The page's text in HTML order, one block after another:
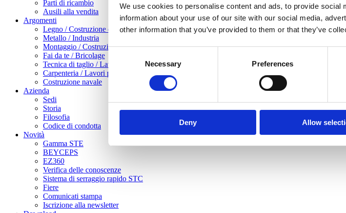
We use cookies to personalise content and ads, to provide
information about your use of our site with our social media,
other information that you’ve provided to them or that they’ve
Consent
Selection
Necessary Preferences
Deny Allow
Parti di ricambio
Ausili alla vendita
Argomenti
Legno / Costruzione di mobili
Metallo / Industria
Montaggio / Costruzioni a secco
Fai da te / Bricolage
Tecnica di taglio / Lavorazione della lamiera
Carpenteria / Lavori pesanti in legno
Costruzione navale
Azienda
Sedi
Storia
Filosofia
Codice di condotta
Novità
Gamma STE
BEYCEPS
EZ360
Verifica delle conoscenze
Sistema di serraggio rapido STC
Fiere
Comunicati stampa
Iscrizione alla newsletter